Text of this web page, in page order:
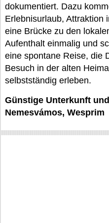
dokumentiert. Dazu
Erlebnisurlaub, Attraktion
eine Brücke zu den
Aufenthalt einmalig und
eine spontane Reise, die
Besuch in der alten
selbstständig erleben.
Günstige Unterkunft
Nemesvámos, Wesprim